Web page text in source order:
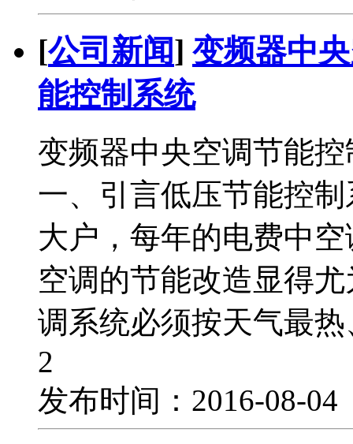
[公司新闻] 变频器中
能控制系统
变频器中央空调节能
一、引言低压节能控
大户，每年的电费中
空调的节能改造显得
调系统必须按天气最
2
发布时间：2016-08-